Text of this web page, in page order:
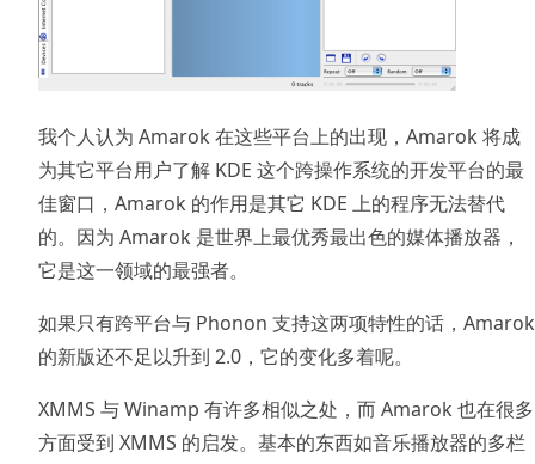
我个人认为 Amarok 在这些平台上的出现，Amarok 将成
为其它平台用户了解 KDE 这个跨操作系统的开发平台的最
佳窗口，Amarok 的作用是其它 KDE 上的程序无法替代
的。因为 Amarok 是世界上最优秀最出色的媒体播放器，
它是这一领域的最强者。
如果只有跨平台与 Phonon 支持这两项特性的话，Amarok
的新版还不足以升到 2.0，它的变化多着呢。
XMMS 与 Winamp 有许多相似之处，而 Amarok 也在很多
方面受到 XMMS 的启发。基本的东西如音乐播放器的多栏